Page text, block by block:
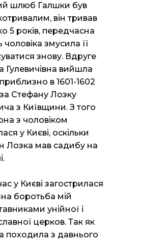
шлюб Галшки був
він тривав
5 років, передчасна
чоловіка змусила її
знову. Вдруге
Гулевичівна вийшла
в 1601-1602
Стефану Лозку
з Київщини. З того
з чоловіком
у Києві, оскільки
Лозка мав садибу на
у Києві загострилася
боротьба мій
унійної і
церков. Так як
походила з давнього